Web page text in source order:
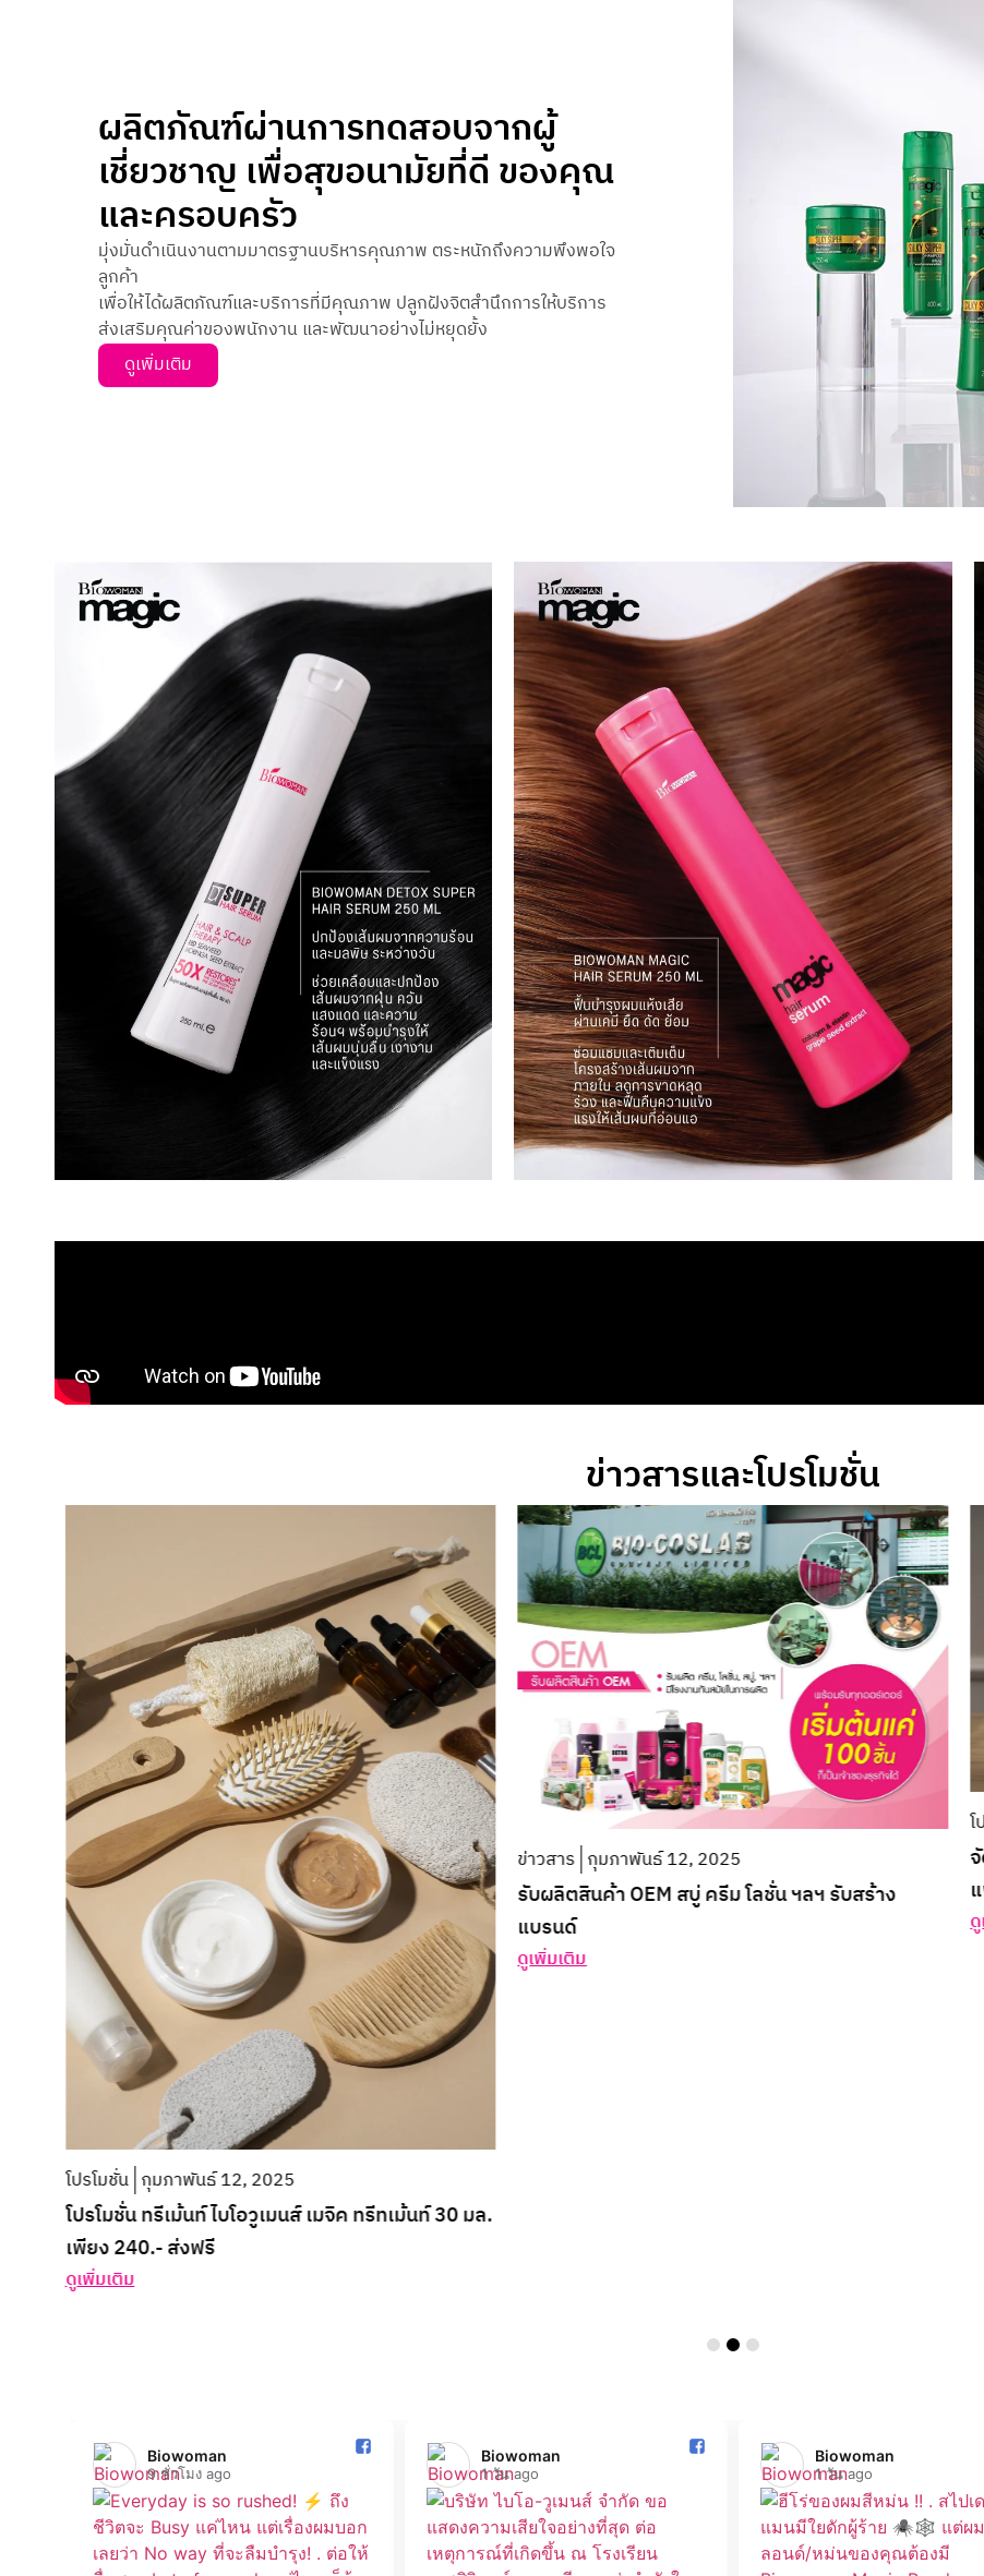
ผลิตภัณฑ์ผ่านการทดสอบจากผู้
เชี่ยวชาญ เพื่อสุขอนามัยที่ดี ของคุณ
และครอบครัว
มุ่งมั่นดำเนินงานตามมาตรฐานบริหารคุณภาพ ตระหนักถึงความพึงพอใจ
ลูกค้า
เพื่อให้ได้ผลิตภัณฑ์และบริการที่มีคุณภาพ ปลูกฝังจิตสำนึกการให้บริการ
ส่งเสริมคุณค่าของพนักงาน และพัฒนาอย่างไม่หยุดยั้ง
ดูเพิ่มเติม
ข่าวสารและโปรโมชั่น
โปรโมชั่น กุมภาพันธ์ 12, 2025
โปรโมชั่น ทรีเม้นท์ ไบโอวูเมนส์ เมจิค ทรีทเม้นท์ 30 มล.
เพียง 240.- ส่งฟรี
ดูเพิ่มเติม
ข่าวสาร กุมภาพันธ์ 12, 2025
รับผลิตสินค้า OEM สบู่ ครีม โลชั่น ฯลฯ รับสร้าง
แบรนด์
ดูเพิ่มเติม
Biowoman️
9 ชั่วโมง ago
Biowoman️
1 วัน ago
Biowoman️
1 วัน ago